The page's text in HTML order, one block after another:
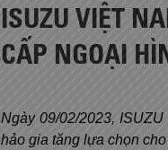
ISUZU VIỆT
CẤP NGOẠI
Ngày 09/02/2023,
hảo gia tăng lựa chọn